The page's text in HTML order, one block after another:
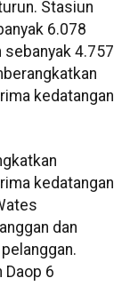
Stasiun
6.078
sebanyak 4.757
kedatangan
kedatangan
dan
Daop 6